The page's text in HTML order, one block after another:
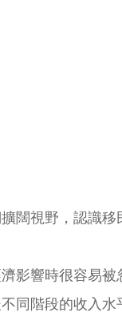
闊視野，認識
影響時很容易
同階段的收入水